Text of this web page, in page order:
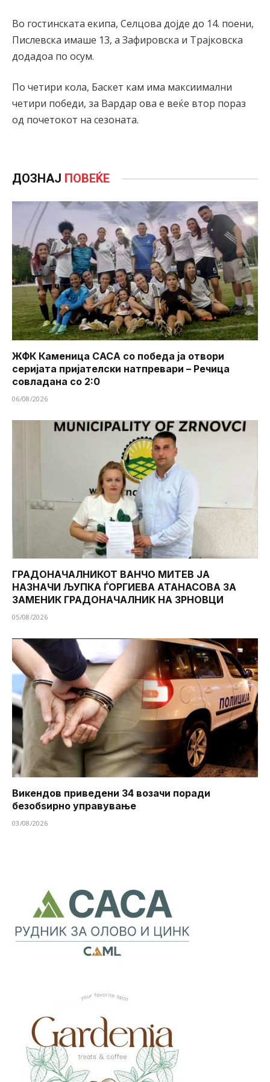
Во гостинската екипа, Селцова дојде до 14. поени,
Пислевска имаше 13, а Зафировска и Трајковска
додадоа по осум.
По четири кола, Баскет кам има максиимални
четири победи, за Вардар ова е веќе втор пораз
од почетокот на сезоната.
ДОЗНАЈ ПОВЕЌЕ
ЖФК Каменица САСА со победа ја отвори
серијата пријателски натпревари – Речица
совладана со 2:0
06/08/2026
ГРАДОНАЧАЛНИКОТ ВАНЧО МИТЕВ ЈА
НАЗНАЧИ ЉУПКА ЃОРГИЕВА АТАНАСОВА ЗА
ЗАМЕНИК ГРАДОНАЧАЛНИК НА ЗРНОВЦИ
05/08/2026
Викендов приведени 34 возачи поради
безобѕирно управување
03/08/2026